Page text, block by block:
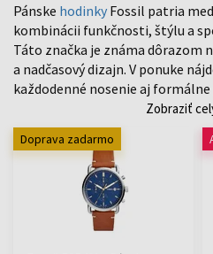
Pánske hodinky Fossil patria
kombinácii funkčnosti, štýlu a
Táto značka je známa dôrazom
a nadčasový dizajn. V ponuke
každodenné nosenie aj
Zobraziť
Doprava zadarmo